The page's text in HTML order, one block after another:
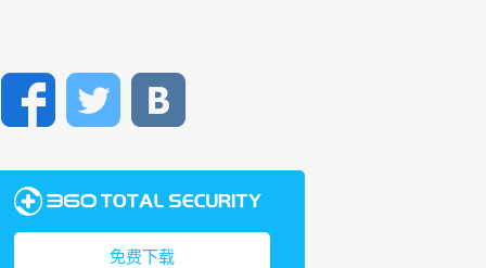
FacebookTwitter
免费下载